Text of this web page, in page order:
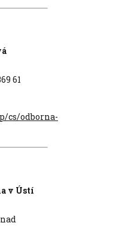
61
cs/odborna-
v Ústí